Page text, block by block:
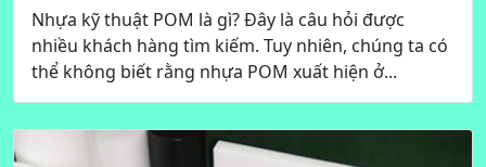
Nhựa kỹ thuật POM là gì? Đây là câu hỏi được
nhiều khách hàng tìm kiếm. Tuy nhiên, chúng ta có
thể không biết rằng nhựa POM xuất hiện ở...